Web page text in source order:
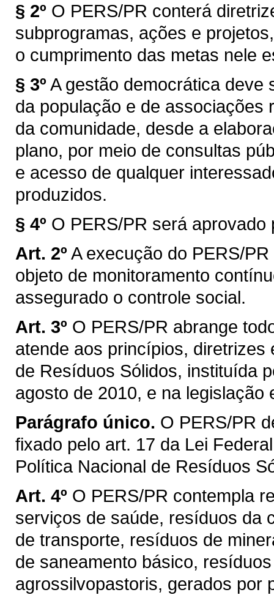
§ 2º O PERS/PR conterá
subprogramas, ações e
o cumprimento das metas nele
§ 3º A gestão democrática deve
da população e de
da comunidade, desde a
plano, por meio de consultas
e acesso de qualquer
produzidos.
§ 4º O PERS/PR será
Art. 2º A execução do PERS/
objeto de monitoramento
assegurado o controle social.
Art. 3º O PERS/PR abrange
atende aos princípios,
de Resíduos Sólidos, instituída
agosto de 2010, e na
Parágrafo único. O PERS/PR
fixado pelo art. 17 da Lei
Política Nacional de Resíduos
Art. 4º O PERS/PR contempla
serviços de saúde, resíduos da
de transporte, resíduos de
de saneamento básico,
agrossilvopastoris, gerados por